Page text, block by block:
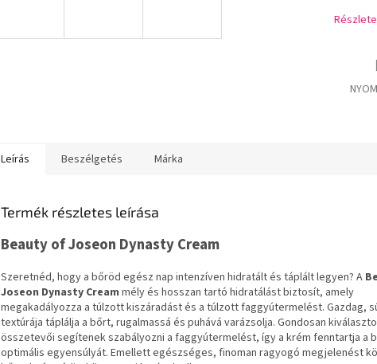
Leírás Beszélgetés Márka
Termék részletes leírása
Beauty of Joseon Dynasty Cream
Szeretnéd, hogy a bőröd egész nap intenzíven hidratált és táplált legyen? A
Joseon Dynasty Cream mély és hosszan tartó hidratálást biztosít, amely
megakadályozza a túlzott kiszáradást és a túlzott faggyútermelést. Gazdag,
textúrája táplálja a bőrt, rugalmassá és puhává varázsolja. Gondosan
összetevői segítenek szabályozni a faggyútermelést, így a krém fenntartja a
optimális egyensúlyát. Emellett egészséges, finoman ragyogó megjelenést